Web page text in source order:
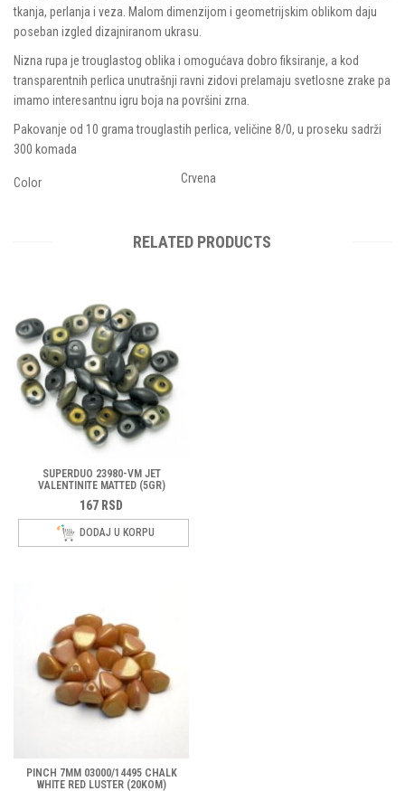
tkanja, perlanja i veza. Malom dimenzijom i geometrijskim oblikom daju
poseban izgled dizajniranom ukrasu.
Nizna rupa je trouglastog oblika i omogućava dobro fiksiranje, a kod
transparentnih perlica unutrašnji ravni zidovi prelamaju svetlosne zrake pa
imamo interesantnu igru boja na površini zrna.
Pakovanje od 10 grama trouglastih perlica, veličine 8/0, u proseku sadrži
300 komada
Color Crvena
RELATED PRODUCTS
SUPERDUO 23980-VM JET
VALENTINITE MATTED (5GR)
167 RSD
DODAJ U KORPU
PINCH 7MM 03000/14495 CHALK
WHITE RED LUSTER (20KOM)